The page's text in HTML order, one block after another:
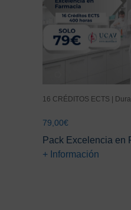
16 CRÉDITOS ECTS |
79,00€
Pack Excelencia en
+ Información